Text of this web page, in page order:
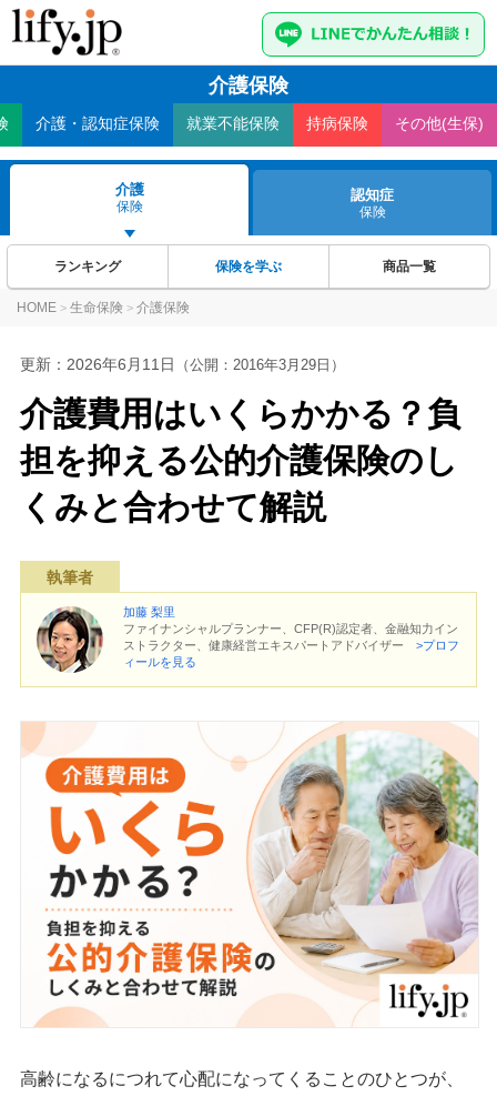
介護・認知症保険 就業不能保険 持病保険 その他(生保)
介護
保険
認知症
保険
介護保険
ランキング 保険を学ぶ 商品一覧
HOME > 生命保険 > 介護保険
更新： 2026年6月11日 （公開：2016年3月29日）
介護費用はいくらかかる？負
担を抑える公的介護保険のし
くみと合わせて解説
執筆者
加藤 梨里
ファイナンシャルプランナー、CFP(R)認定者、金融知力イン
ストラクター、健康経営エキスパートアドバイザー >プロフ
ィールを見る
高齢になるにつれて心配になってくることのひとつが、